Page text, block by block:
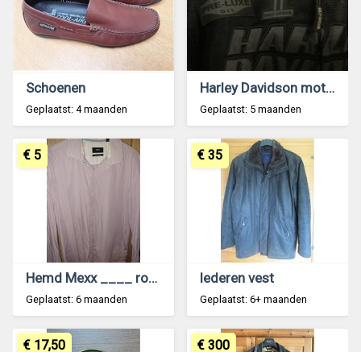
Schoenen
Geplaatst: 4 maanden
Harley Davidson moto est
Geplaatst: 5 maanden
Hemd Mexx ____ roos en wit__maat: xl als nieuw
Geplaatst: 6 maanden
€ 5
lederen vest
Geplaatst: 6+ maanden
€ 35
€ 17,50 € 300